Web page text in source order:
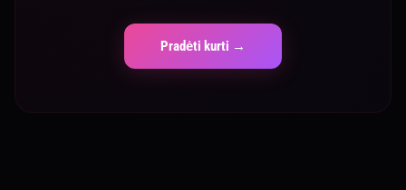
Pradėti kurti →